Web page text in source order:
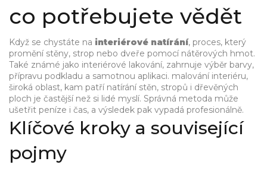
co potřebujete vědět
Když se chystáte na interiérové natírání, proces, který
promění stěny, strop nebo dveře pomocí nátěrových hmot.
Také známé jako interiérové lakování, zahrnuje výběr barvy,
přípravu podkladu a samotnou aplikaci. malování interiéru,
široká oblast, kam patří natírání stěn, stropů i dřevěných
ploch je častější než si lidé myslí. Správná metoda může
ušetřit peníze i čas, a výsledek pak vypadá profesionálně.
Klíčové kroky a související
pojmy